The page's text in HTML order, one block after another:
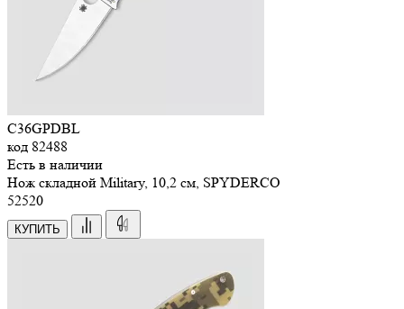
C36GPDBL
код 82488
Есть в наличии
Нож складной Military, 10,2 см, SPYDERCO
52520
КУПИТЬ